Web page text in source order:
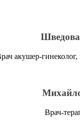
акушер-
Врач-